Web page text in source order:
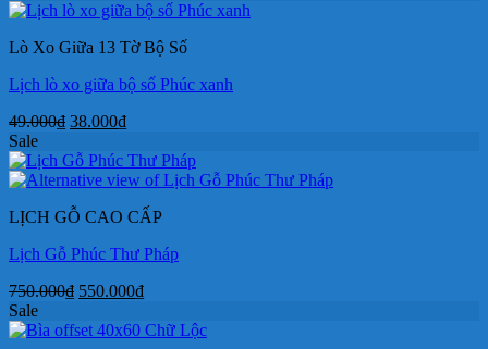
là:
tại
580.000₫.
Lò Xo Giữa 13 Tờ Bộ Số
Lịch lò xo giữa bộ số Phúc xanh
49.000₫ Giá
là:
49.000₫.
38.000₫Giá
tại
là:
Sale
LỊCH GỖ CAO CẤP
Lịch Gỗ Phúc Thư Pháp
750.000₫ Giá
là:
550.000₫Giá
tại
Sale